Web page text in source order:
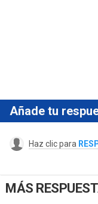
Añade tu
Haz clic para
MÁS